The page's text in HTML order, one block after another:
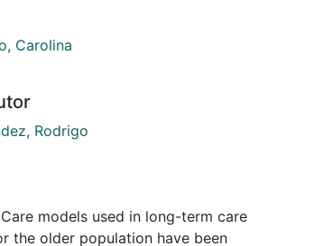
Carolina
Rodrigo
models used in long-term care
the older population have been